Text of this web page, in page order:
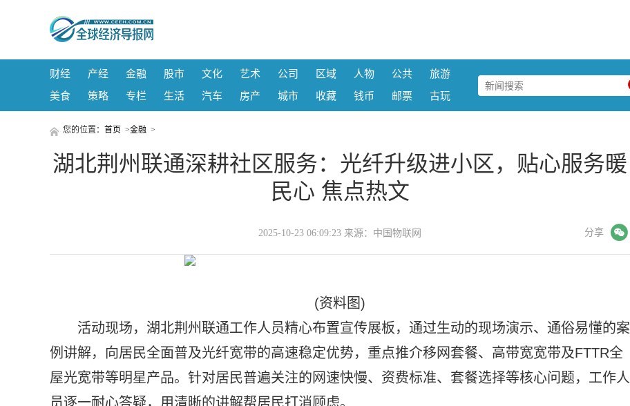
财经 产经 金融 股市 文化 艺术 公司 区域 人物 公共
旅游
美食
策略 专栏 生活 汽车 房产 城市 收藏 钱币 邮票 古玩
您的位置： 首页 >金融 >
湖北荆州联通深耕社区服务：光纤升级进小区，贴心服务暖
民心 焦点热文
2025-10-23 06:09:23 来源：中国物联网 分享
(资料图)
活动现场，湖北荆州联通工作人员精心布置宣传展板，通过生动的现场演示、通俗易懂的案
例讲解，向居民全面普及光纤宽带的高速稳定优势，重点推介移网套餐、高带宽宽带及FTTR全
屋光宽带等明星产品。针对居民普遍关注的网速快慢、资费标准、套餐选择等核心问题，工作人
员逐一耐心答疑，用清晰的讲解帮居民打消顾虑。